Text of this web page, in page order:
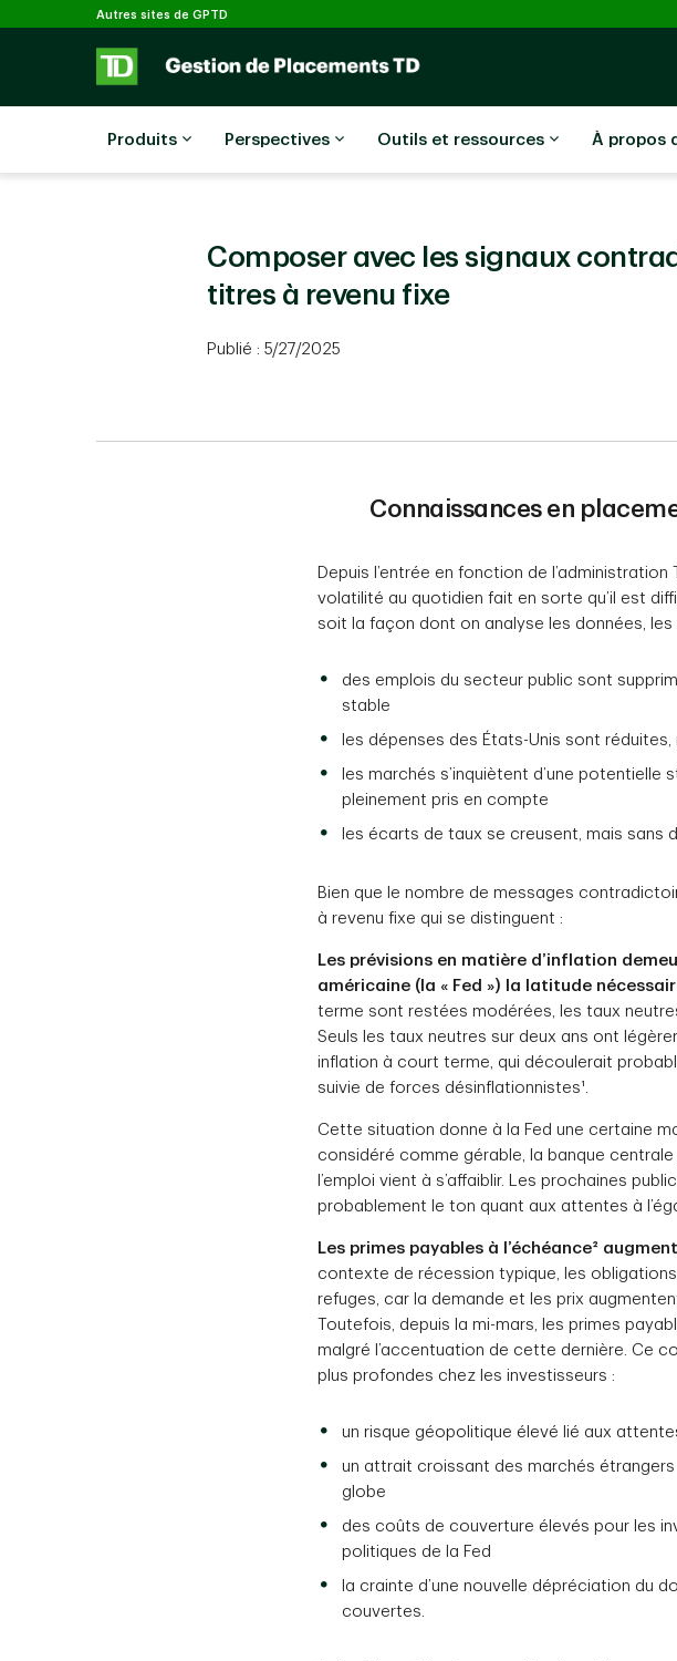
Passer au contenu principal
Autres sites de GPTD
Produits Perspectives Outils et ressources À propos
Composer avec les signaux
titres à revenu fixe
Publié : 5/27/2025
Connaissances en
Depuis l’entrée en fonction de
volatilité au quotidien fait en sorte qu’il est
soit la façon dont on analyse les données,
des emplois du secteur public sont
stable
les dépenses des États-Unis sont réduites,
les marchés s’inquiètent d’une
pleinement pris en compte
les écarts de taux se creusent, mais sans
Bien que le nombre de messages
à revenu fixe qui se distinguent :
Les prévisions en matière d’inflation
américaine (la « Fed ») la latitude
terme sont restées modérées, les taux
Seuls les taux neutres sur deux ans ont
inflation à court terme, qui découlerait
suivie de forces désinflationnistes¹.
Cette situation donne à la Fed une certaine
considéré comme gérable, la banque
l’emploi vient à s’affaiblir. Les prochaines
probablement le ton quant aux attentes à
Les primes payables à l’échéance²
contexte de récession typique, les
refuges, car la demande et les prix
Toutefois, depuis la mi-mars, les primes
malgré l’accentuation de cette dernière. Ce
plus profondes chez les investisseurs :
un risque géopolitique élevé lié aux
un attrait croissant des marchés étrangers
globe
des coûts de couverture élevés pour les
politiques de la Fed
la crainte d’une nouvelle dépréciation du
couvertes.